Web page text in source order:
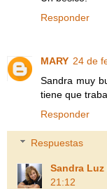
Responder
MARY 24 de
Sandra muy
tiene que
Responder
Respuestas
Sandra
21:12